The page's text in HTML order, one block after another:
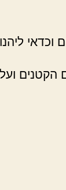
וכדאי
הקטנים